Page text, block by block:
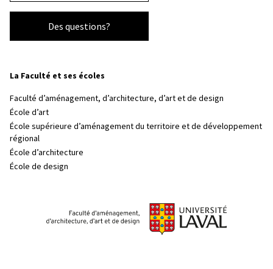
Des questions?
La Faculté et ses écoles
Faculté d’aménagement, d’architecture, d’art et de design
École d’art
École supérieure d’aménagement du territoire et de développement
régional
École d’architecture
École de design